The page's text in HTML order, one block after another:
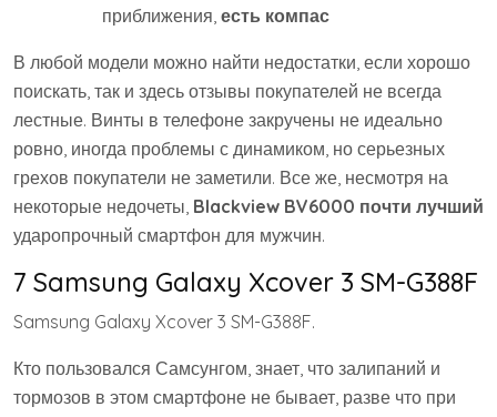
приближения, есть компас
В любой модели можно найти недостатки, если хорошо
поискать, так и здесь отзывы покупателей не всегда
лестные. Винты в телефоне закручены не идеально
ровно, иногда проблемы с динамиком, но серьезных
грехов покупатели не заметили. Все же, несмотря на
некоторые недочеты, Blackview BV6000 почти лучший
ударопрочный смартфон для мужчин.
7 Samsung Galaxy Xcover 3 SM-G388F
Samsung Galaxy Xcover 3 SM-G388F.
Кто пользовался Самсунгом, знает, что залипаний и
тормозов в этом смартфоне не бывает, разве что при